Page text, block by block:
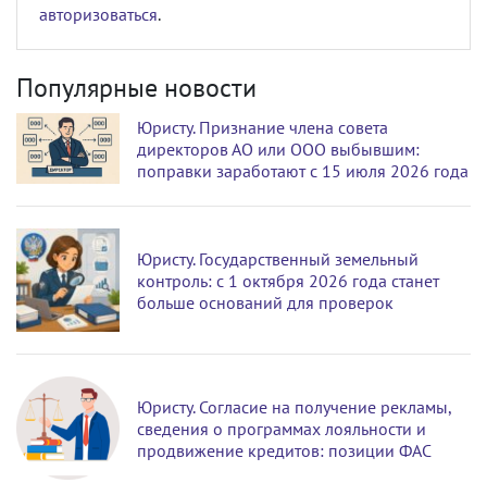
авторизоваться.
Популярные новости
Юристу. Признание члена совета
директоров АО или ООО выбывшим:
поправки заработают с 15 июля 2026 года
Юристу. Государственный земельный
контроль: с 1 октября 2026 года станет
больше оснований для проверок
Юристу. Согласие на получение рекламы,
сведения о программах лояльности и
продвижение кредитов: позиции ФАС